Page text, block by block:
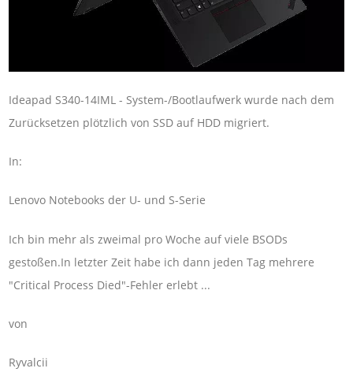
Ideapad S340-14IML - System-/Bootlaufwerk wurde nach dem
Zurücksetzen plötzlich von SSD auf HDD migriert.
In:
Lenovo Notebooks der U- und S-Serie
Ich bin mehr als zweimal pro Woche auf viele BSODs
gestoßen.In letzter Zeit habe ich dann jeden Tag mehrere
"Critical Process Died"-Fehler erlebt ...
von
Ryvalcii